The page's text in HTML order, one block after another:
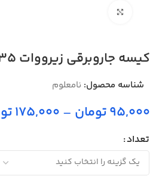
کیسه جاروبرقی زیرووات KZTE2402135
شناسه محصول: نامعلوم
95,000 تومان – 175,000 تومان
تعداد